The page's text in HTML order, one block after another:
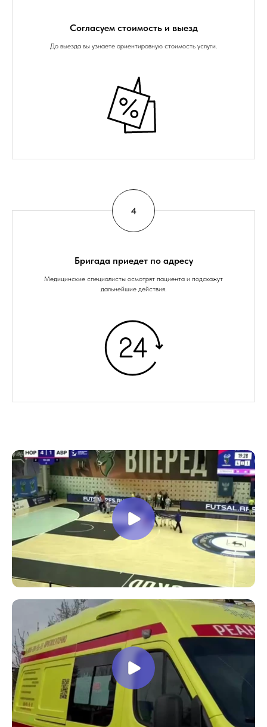
Согласуем стоимость и выезд
До выезда вы узнаете ориентировную стоимость услуги.
Бригада приедет по адресу
Медицинские специалисты осмотрят пациента и подскажут
дальнейшие действия.